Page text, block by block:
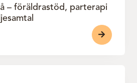
– föräldrastöd, parterapi